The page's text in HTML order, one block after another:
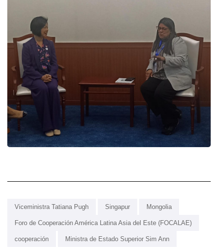
Viceministra Tatiana Pugh Singapur Mongolia
Foro de Cooperación América Latina Asia del Este (FOCALAE)
cooperación Ministra de Estado Superior Sim Ann